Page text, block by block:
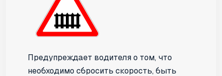
Предупреждает водителя о том, что
необходимо сбросить скорость, быть